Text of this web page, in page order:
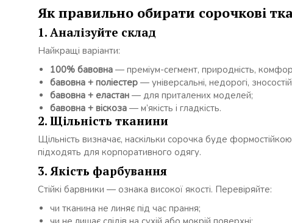
Як правильно обирати сорочкові
1. Аналізуйте склад
Найкращі варіанти:
100% бавовна — преміум-сегмент, природність,
бавовна + поліестер — універсальні, недорогі,
бавовна + еластан — для приталених моделей;
бавовна + віскоза — м’якість і гладкість.
2. Щільність тканини
Щільність визначає, наскільки сорочка буде
підходять для корпоративного одягу.
3. Якість фарбування
Стійкі барвники — ознака високої якості. Перевіряйте:
чи тканина не линяє під час прання;